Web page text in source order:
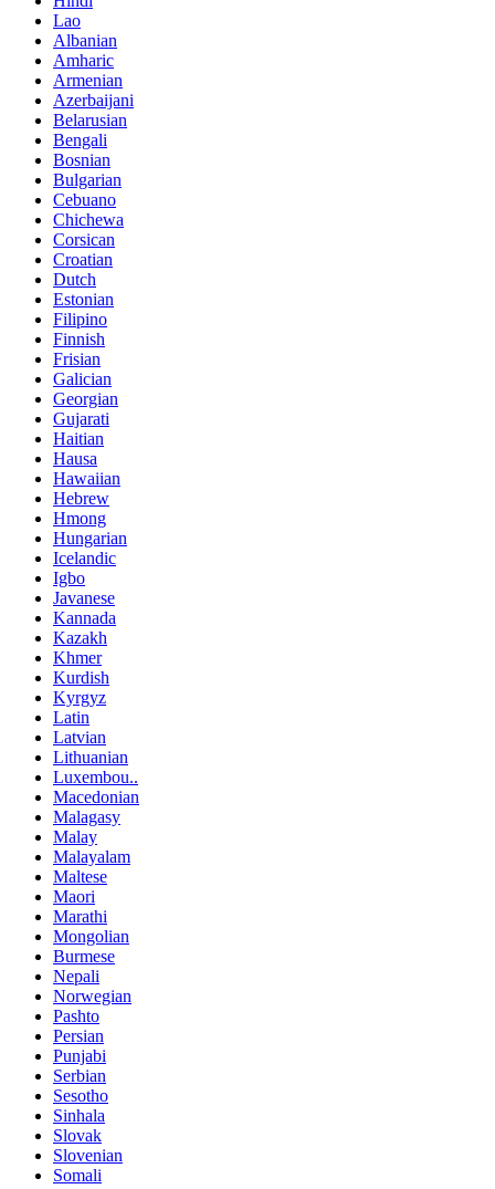
Lao
Albanian
Amharic
Armenian
Azerbaijani
Belarusian
Bengali
Bosnian
Bulgarian
Cebuano
Chichewa
Corsican
Croatian
Dutch
Estonian
Filipino
Finnish
Frisian
Galician
Georgian
Gujarati
Haitian
Hausa
Hawaiian
Hebrew
Hmong
Hungarian
Icelandic
Igbo
Javanese
Kannada
Kazakh
Khmer
Kurdish
Kyrgyz
Latin
Latvian
Lithuanian
Luxembou..
Macedonian
Malagasy
Malay
Malayalam
Maltese
Maori
Marathi
Mongolian
Burmese
Nepali
Norwegian
Pashto
Persian
Punjabi
Serbian
Sesotho
Sinhala
Slovak
Slovenian
Somali